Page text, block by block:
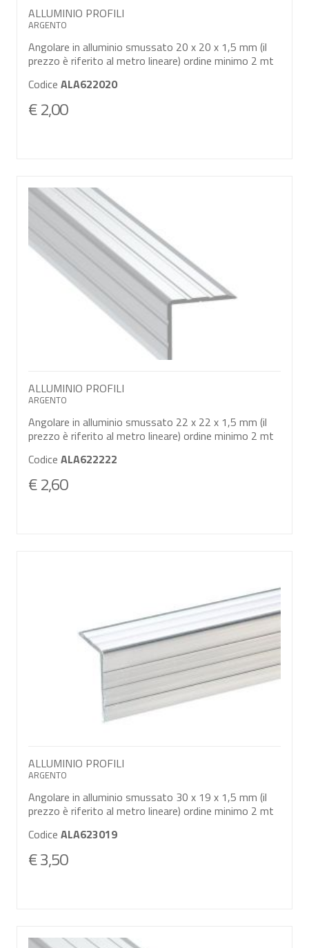
ALLUMINIO PROFILI
ARGENTO
Angolare in alluminio smussato 20 x 20 x 1,5 mm (il
prezzo è riferito al metro lineare) ordine minimo 2 mt
Codice ALA622020
€ 2,00
ALLUMINIO PROFILI
ARGENTO
Angolare in alluminio smussato 22 x 22 x 1,5 mm (il
prezzo è riferito al metro lineare) ordine minimo 2 mt
Codice ALA622222
€ 2,60
ALLUMINIO PROFILI
ARGENTO
Angolare in alluminio smussato 30 x 19 x 1,5 mm (il
prezzo è riferito al metro lineare) ordine minimo 2 mt
Codice ALA623019
€ 3,50